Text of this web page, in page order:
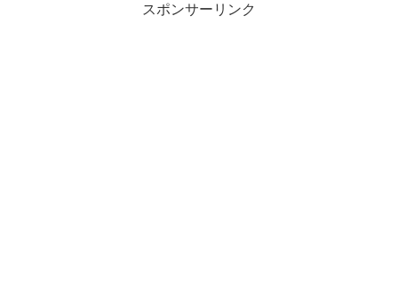
スポンサーリンク